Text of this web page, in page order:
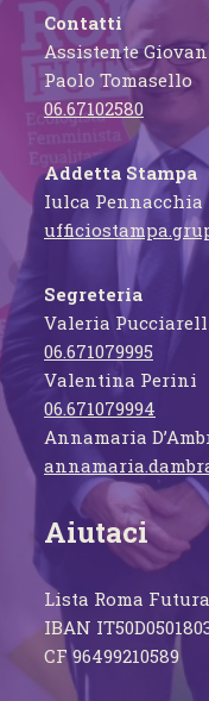
Contatti
Assistente
Paolo Tomasello
06.67102580
Addetta Stampa
Iulca Pennacchia
Segreteria
Valeria
06.671079995
Valentina Perini
06.671079994
Annamaria
Aiutaci
Lista Roma Futura
IBAN
CF 96499210589